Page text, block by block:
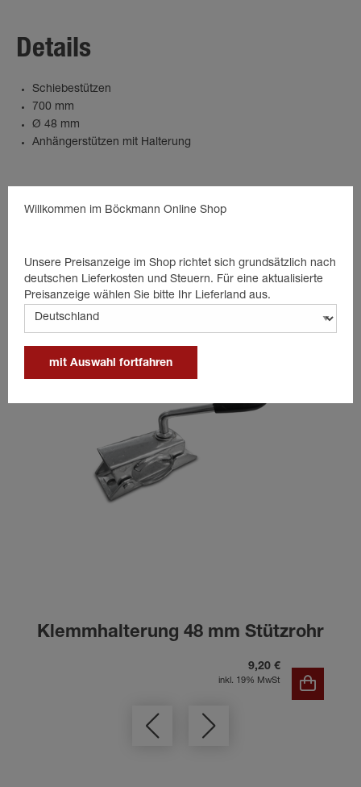
Details
Schiebestützen
700 mm
Ø 48 mm
Anhängerstützen mit Halterung
Klemmhalterung 48 mm Stützrohr
9,20 €
inkl. 19% MwSt
Willkommen im Böckmann Online Shop
Unsere Preisanzeige im Shop richtet sich grundsätzlich nach
deutschen Lieferkosten und Steuern. Für eine aktualisierte
Preisanzeige wählen Sie bitte Ihr Lieferland aus.
mit Auswahl fortfahren